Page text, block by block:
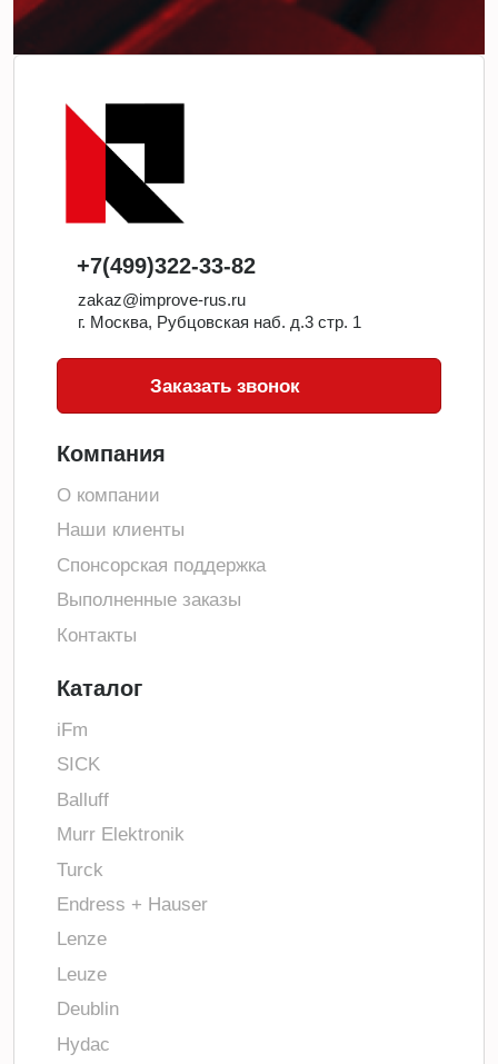
+7(499)322-33-82
zakaz@improve-rus.ru
г. Москва, Рубцовская наб. д.3 стр. 1
Заказать звонок
Компания
О компании
Наши клиенты
Спонсорская поддержка
Выполненные заказы
Контакты
Каталог
iFm
SICK
Balluff
Murr Elektronik
Turck
Endress + Hauser
Lenze
Leuze
Deublin
Hydac